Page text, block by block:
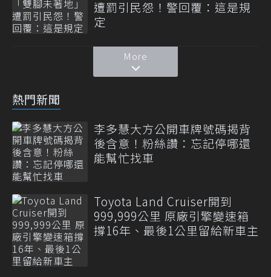
遭罰引民怨！警回覆：這是規
定
More
熱門新聞
李多慧大方公開車牌號碼揭背
後含意！粉絲讚：忘記停哪還
能幫忙找車
Toyota Land Cruiser開到
999,999公里 原廠引擎變速箱
撐16年、最後1公里留給新車主